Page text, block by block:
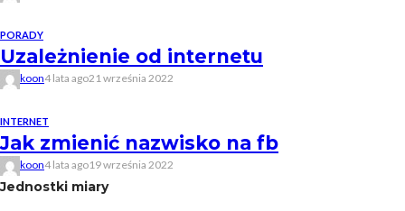
PORADY
Uzależnienie od internetu
koon4 lata ago21 września 2022
INTERNET
Jak zmienić nazwisko na fb
koon4 lata ago19 września 2022
Jednostki miary